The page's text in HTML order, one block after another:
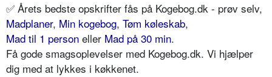
✅ Årets bedste opskrifter fås på Kogebog.dk - prøv selv,
Madplaner, Min kogebog, Tøm køleskab,
Mad til 1 person eller Mad på 30 min.
Få gode smagsoplevelser med Kogebog.dk. Vi hjælper
dig med at lykkes i køkkenet.